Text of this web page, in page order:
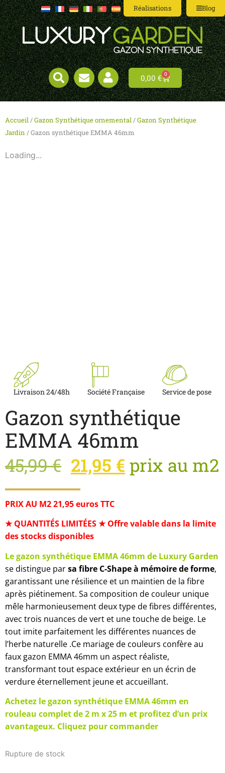
Réalisations Blog
0,00 € 0
Accueil/Gazon Synthétique ornemental/Gazon Synthétique
Jardin / Gazon synthétique EMMA 46mm
Loading...
Livraison 24/48h Société Française Service de pose
Gazon synthétique
EMMA 46mm
45,99€ 21,95 € prix au m2
PRIX AU M2 21,95 euros TTC
★ QUANTITÉS LIMITÉES ★ Offre valable dans la limite
des stocks disponibles
Le gazon synthétique EMMA 46mm de Luxury Garden
se distingue parsa fibre C-Shape à mémoire de forme,
garantissant une résilience et un maintien de la fibre
après piétinement. Sa composition de couleur unique
mêle harmonieusement deux type de fibres différentes,
avec trois nuances de vert et une touche de beige. Le
tout imite parfaitement les différentes nuances de
l’herbe naturelle .Ce mariage de couleurs confère au
faux gazon EMMA 46mm un aspect réaliste,
transformant tout espace extérieur en un écrin de
verdure éternellement jeune et accueillant.
Achetez le gazon synthétique EMMA 46mm en
rouleau complet de 2 m x 25 m et profitez d’un prix
avantageux. Cliquez pour commander
Rupture de stock